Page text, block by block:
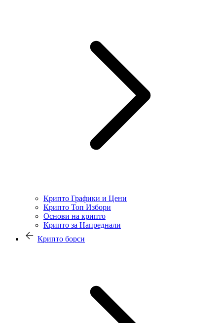
Крипто Графики и Цени
Крипто Топ Избори
Основи на крипто
Крипто за Напреднали
Крипто борси